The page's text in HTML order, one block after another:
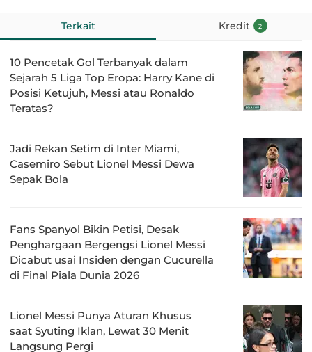
Terkait Kredit 2
10 Pencetak Gol Terbanyak dalam
Sejarah 5 Liga Top Eropa: Harry Kane di
Posisi Ketujuh, Messi atau Ronaldo
Teratas?
Jadi Rekan Setim di Inter Miami,
Casemiro Sebut Lionel Messi Dewa
Sepak Bola
Fans Spanyol Bikin Petisi, Desak
Penghargaan Bergengsi Lionel Messi
Dicabut usai Insiden dengan Cucurella
di Final Piala Dunia 2026
Lionel Messi Punya Aturan Khusus
saat Syuting Iklan, Lewat 30 Menit
Langsung Pergi